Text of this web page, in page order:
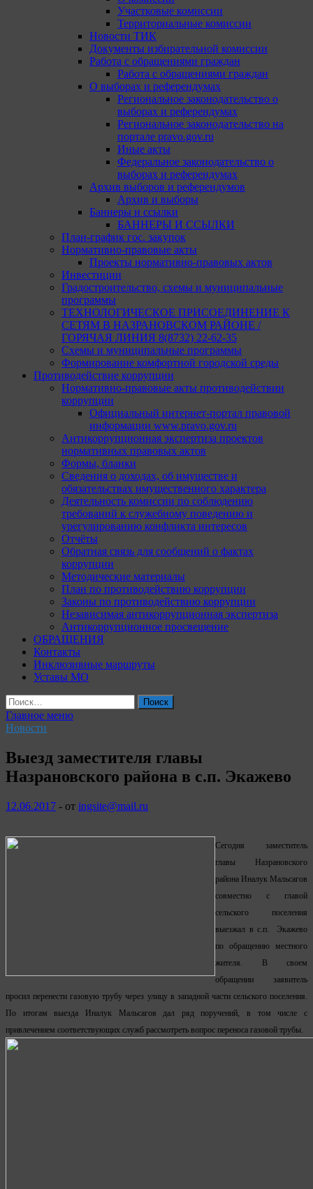
Участковые комиссии
Территориальные комиссии
Новости ТИК
Документы избирательной комиссии
Работа с обращениями граждан
Работа с обращениями граждан
О выборах и референдумах
Региональное законодательство о
выборах и референдумах
Региональное законодательство на
портале pravo.gov.ru
Иные акты
Федеральное законодательство о
выборах и референдумах
Архив выборов и референдумов
Архив и выборы
Баннеры и ссылки
БАННЕРЫ И ССЫЛКИ
План-график гос. закупок
Нормативно-правовые акты
Проекты нормативно-правовых актов
Инвестиции
Градостроительство, схемы и муниципальные
программы
ТЕХНОЛОГИЧЕСКОЕ ПРИСОЕДИНЕНИЕ К
СЕТЯМ В НАЗРАНОВСКОМ РАЙОНЕ /
ГОРЯЧАЯ ЛИНИЯ 8(8732) 22-62-35
Схемы и муниципальные программы
Формирование комфортной городской среды
Противодействие коррупции
Нормативно-правовые акты противодействии
коррупции
Официальный интернет-портал правовой
информации www.pravo.gov.ru
Антикоррупционная экспертиза проектов
нормативных правовых актов
Формы, бланки
Сведения о доходах, об имуществе и
обязательствах имущественного характера
Деятельность комиссии по соблюдению
требований к служебному поведению и
урегулированию конфликта интересов
Отчёты
Обратная связь для сообщений о фактах
коррупции
Методические материалы
План по противодействию коррупции
Законы по противодействию коррупции
Независимая антикоррупционная экспертиза
Антикоррупционное просвещение
ОБРАЩЕНИЯ
Контакты
Инклюзивные маршруты
Уставы МО
Найти:
Главное меню
Новости
Выезд заместителя главы
Назрановского района в с.п. Экажево
12.06.2017 - от ingsite@mail.ru
Сегодня заместитель
главы Назрановского
района Иналук Мальсагов
совместно с главой
сельского поселения
выезжал в с.п. Экажево
по обращению местного
жителя. В своем
обращении заявитель
просил перенести газовую трубу через улицу в западной части сельского поселения.
По итогам выезда Иналук Мальсагов дал ряд поручений, в том числе с
привлечением соответствующих служб рассмотреть вопрос переноса газовой трубы.